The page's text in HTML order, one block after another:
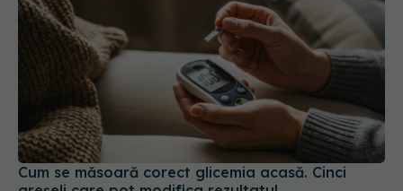
Cum se măsoară corect glicemia acasă. Cinci
greșeli care pot modifica rezultatul
03 aug 2026, 18:24